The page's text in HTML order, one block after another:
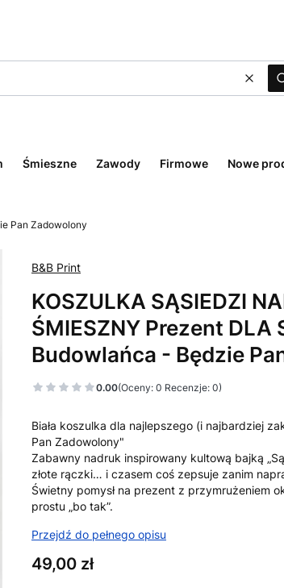
Śmieszne Zawody Firmowe Nowe
Pan Zadowolony
B&B Print
KOSZULKA SĄSIEDZI
ŚMIESZNY Prezent DLA
Budowlańca - Będzie
0.00(Oceny: 0 Recenzje: 0)
Biała koszulka dla najlepszego (i najbardziej
Pan Zadowolony"
Zabawny nadruk inspirowany kultową bajką
złote rączki… i czasem coś zepsuje zanim
Świetny pomysł na prezent z przymrużeniem
prostu „bo tak”.
Przejdź do pełnego opisu
Cena
49,00 zł